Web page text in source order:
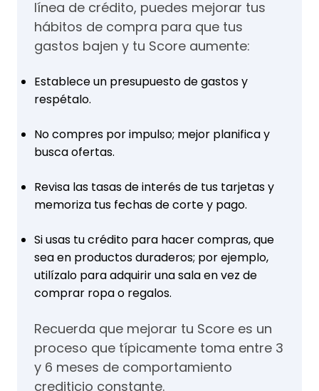
línea de crédito, puedes mejorar tus
hábitos de compra para que tus
gastos bajen y tu Score aumente:
Establece un presupuesto de gastos y
respétalo.
No compres por impulso; mejor planifica y
busca ofertas.
Revisa las tasas de interés de tus tarjetas y
memoriza tus fechas de corte y pago.
Si usas tu crédito para hacer compras, que
sea en productos duraderos; por ejemplo,
utilízalo para adquirir una sala en vez de
comprar ropa o regalos.
Recuerda que mejorar tu Score es un
proceso que típicamente toma entre 3
y 6 meses de comportamiento
crediticio constante.